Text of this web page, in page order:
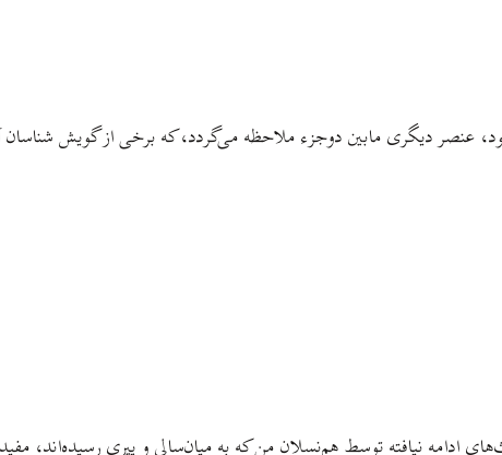
عنصر دیگری مابین دوجزء ملاحظه می‌گردد، که برخی از گویش شناسان
نیافته توسط هم‌نسلان من که به میان‌سالی و پیری رسیده‌اند، مفید